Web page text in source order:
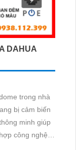
DAHUA
trong nhà
bị cảm biến
minh giúp